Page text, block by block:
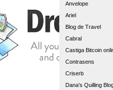
Anvelope
Ariel
Blog de Travel
Cabral
Castiga Bitcoin
Contrasens
Criserb
Dana's Quilling